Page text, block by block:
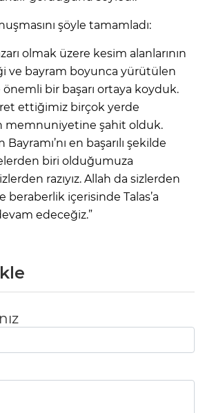
şöyle tamamladı:
olmak üzere kesim alanlarının
ve bayram boyunca yürütülen
bir başarı ortaya koyduk.
ettiğimiz birçok yerde
memnuniyetine şahit olduk.
en başarılı şekilde
biri olduğumuza
razıyız. Allah da sizlerden
beraberlik içerisinde Talas’a
edeceğiz.”